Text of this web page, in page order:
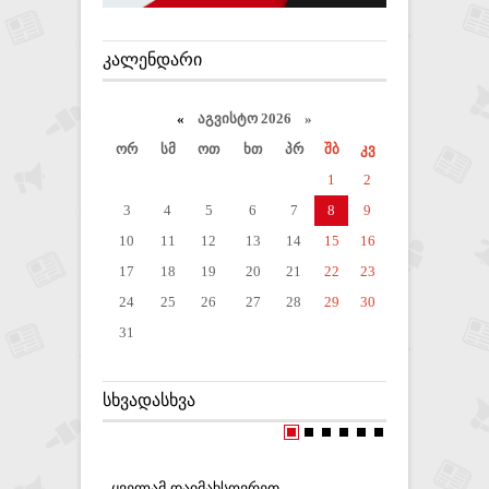
ᲙᲐᲚᲔᲜᲓᲐᲠᲘ
« აგვისტო 2026 »
ორ
სმ ოთ ხთ პრ შბ
კვ
1
2
3
4 5 6 7 8
9
10
11 12 13 14 15
16
17
18 19 20 21 22
23
24
25 26 27 28 29
30
31
ᲡᲮᲕᲐᲓᲐᲡᲮᲕᲐ